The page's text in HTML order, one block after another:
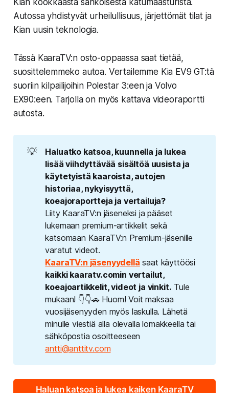
Kian kookkaasta sähköisestä katumaasturista.
Autossa yhdistyvät urheilullisuus, järjettömät tilat ja
Kian uusin teknologia.
Tässä KaaraTV:n osto-oppaassa saat tietää,
suosittelemmeko autoa. Vertailemme Kia EV9 GT:tä
suoriin kilpailijoihin Polestar 3:een ja Volvo
EX90:een. Tarjolla on myös kattava videoraportti
autosta.
💡
Haluatko katsoa, kuunnella ja lukea
lisää viihdyttävää sisältöä uusista ja
käytetyistä kaaroista, autojen
historiaa, nykyisyyttä,
koeajoraportteja ja vertailuja?
Liity KaaraTV:n jäseneksi ja pääset
lukemaan premium-artikkelit sekä
katsomaan KaaraTV:n Premium-jäsenille
varatut videot.
KaaraTV:n jäsenyydellä saat käyttöösi
kaikki kaaratv.comin vertailut,
koeajoartikkelit, videot ja vinkit. Tule
mukaan! 👇👇🚗 Huom! Voit maksaa
vuosijäsenyyden myös laskulla. Lähetä
minulle viestiä alla olevalla lomakkeella tai
sähköpostia osoitteeseen
antti@anttitv.com
Haluan katsoa ja lukea kaiken KaaraTV